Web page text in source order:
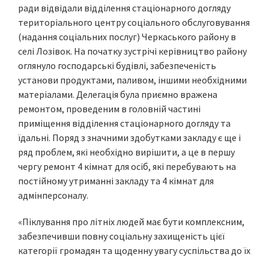
ради відвідали відділення стаціонарного догляду
територіального центру соціального обслуговування
(надання соціальних послуг) Черкаського району в
селі Лозівок. На початку зустрічі керівництво району
оглянуло господарські будівлі, забезпеченість
установи продуктами, паливом, іншими необхідними
матеріалами. Делегація була приємно вражена
ремонтом, проведеним в головній частині
приміщення відділення стаціонарного догляду та
їдальні. Поряд з значними здобутками закладу є ще і
ряд проблем, які необхідно вирішити, а це в першу
чергу ремонт 4 кімнат для осіб, які перебувають на
постійному утриманні закладу та 4 кімнат для
адмінперсоналу.
«Піклування про літніх людей має бути комплексним,
забезпечивши повну соціальну захищеність цієї
категорії громадян та щоденну увагу суспільства до їх